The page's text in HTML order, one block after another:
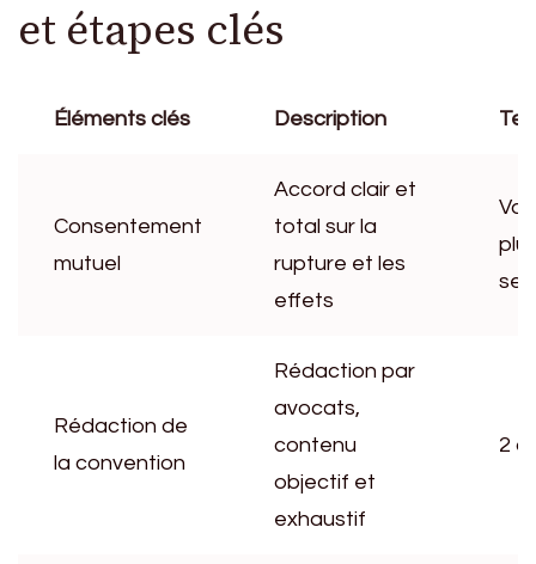
et étapes clés
Éléments clés Description
Consentement
mutuel
Accord clair et
total sur la
rupture et les
effets
Rédaction de
la convention
Rédaction par
avocats,
contenu
objectif et
exhaustif
2 à